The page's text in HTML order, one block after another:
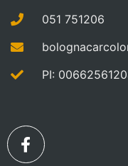
051 751206
PI: